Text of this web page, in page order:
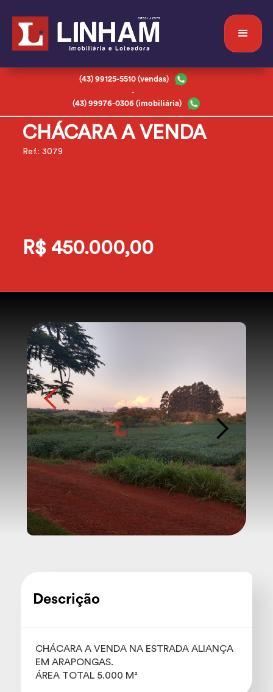
(43) 99125-5510 (vendas)
-
(43) 99976-0306 (imobiliária)
CHÁCARA A VENDA
Ref.: 3079
R$ 450.000,00
Descrição
CHÁCARA A VENDA NA ESTRADA ALIANÇA
EM ARAPONGAS.
ÁREA TOTAL 5.000 M²